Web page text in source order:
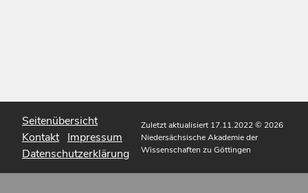
Seitenübersicht
Kontakt Impressum
Datenschutzerklärung
Zuletzt aktualisiert 17.11.2022© 2026
Niedersächsische Akademie der
Wissenschaften zu Göttingen